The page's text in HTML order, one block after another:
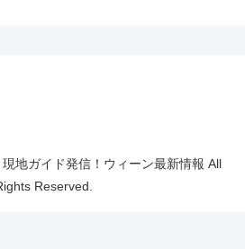
地ガイド発信！ウィーン最新情報 All
Reserved.